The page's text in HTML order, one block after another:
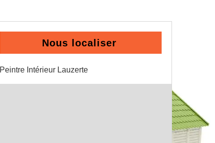
Nous localiser
Peintre Intérieur Lauzerte